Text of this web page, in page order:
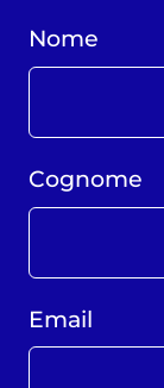
Nome
Cognome
Email